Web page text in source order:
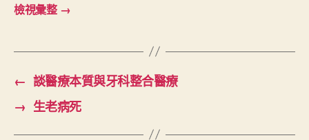
檢視彙整 →
← 談醫療本質與牙科整合醫療
→ 生老病死